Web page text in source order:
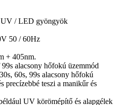
UV / LED gyöngyök
50 / 60Hz
+ 405nm.
alacsony hőfokú üzemmód
60s, 99s alacsony hőfokú
precízebbé teszi a manikűr és
UV körömépítő és alapgélek